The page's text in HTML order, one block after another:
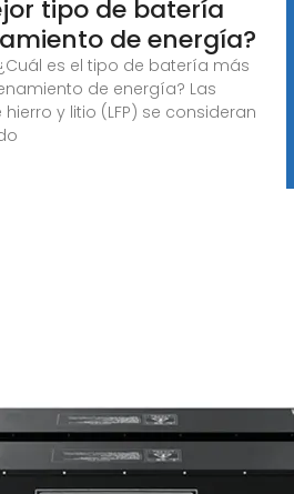
tipo de batería
de energía?
¿Cuál es el tipo de batería más
de energía? Las
y litio (LFP) se consideran